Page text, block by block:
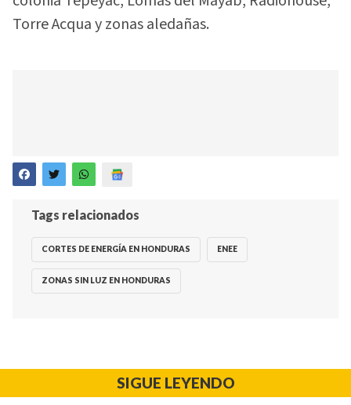
Torre Acqua y zonas aledañas.
Tags relacionados
CORTES DE ENERGÍA EN HONDURAS ENEE
ZONAS SIN LUZ EN HONDURAS
SIGUE LEYENDO